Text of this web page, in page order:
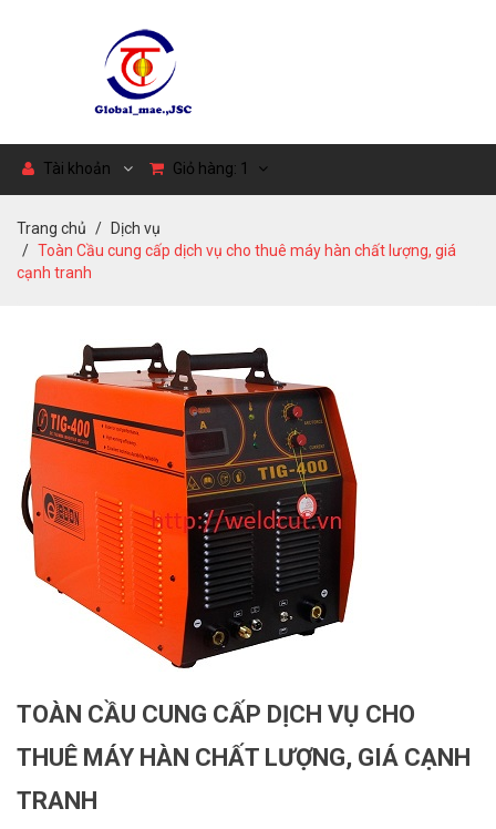
Tài khoản Giỏ hàng: 1
Trang chủ
Dịch vụ
Toàn Cầu cung cấp dịch vụ cho thuê máy hàn chất lượng, giá
cạnh tranh
TOÀN CẦU CUNG CẤP DỊCH VỤ CHO
THUÊ MÁY HÀN CHẤT LƯỢNG, GIÁ CẠNH
TRANH